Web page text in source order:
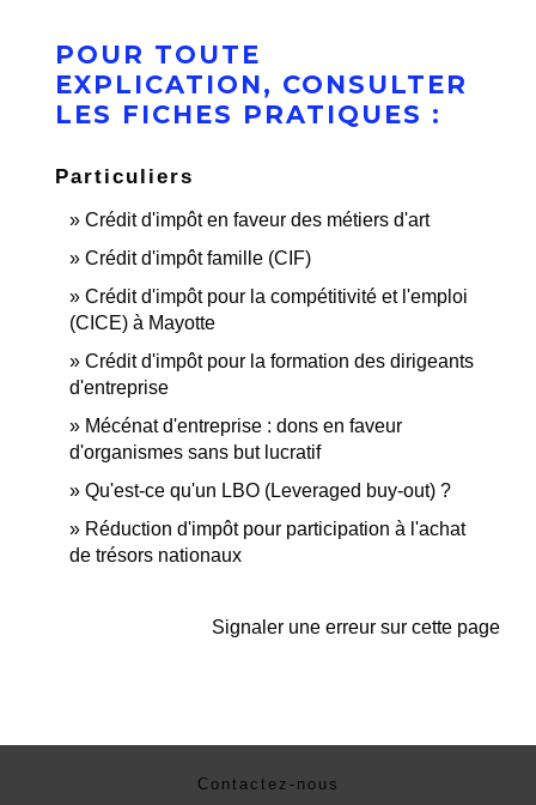
POUR TOUTE
EXPLICATION, CONSULTER
LES FICHES PRATIQUES :
Particuliers
Crédit d'impôt en faveur des métiers d'art
Crédit d'impôt famille (CIF)
Crédit d'impôt pour la compétitivité et l'emploi
(CICE) à Mayotte
Crédit d'impôt pour la formation des dirigeants
d'entreprise
Mécénat d'entreprise : dons en faveur
d'organismes sans but lucratif
Qu'est-ce qu'un LBO (Leveraged buy-out) ?
Réduction d'impôt pour participation à l'achat
de trésors nationaux
Signaler une erreur sur cette page
Contactez-nous